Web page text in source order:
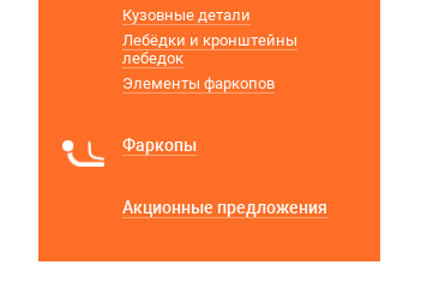
Кузовные детали
Лебёдки и кронштейны
лебедок
Элементы фаркопов
Фаркопы
Акционные предложения